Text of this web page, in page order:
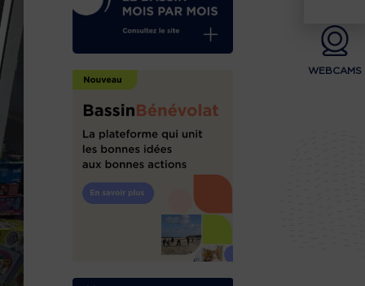
WEBCAMS